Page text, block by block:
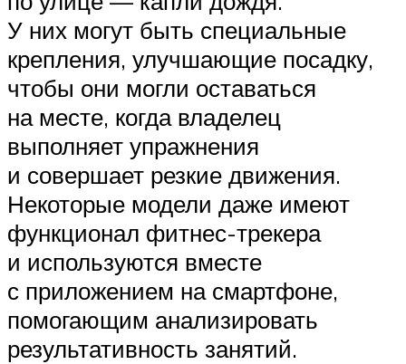
У них могут быть специальные
крепления, улучшающие посадку,
чтобы они могли оставаться
на месте, когда владелец
выполняет упражнения
и совершает резкие движения.
Некоторые модели даже имеют
функционал фитнес-трекера
и используются вместе
с приложением на смартфоне,
помогающим анализировать
результативность занятий.